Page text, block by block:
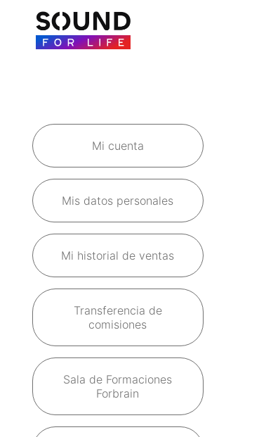
Mi cuenta
Mis datos personales
Mi historial de ventas
Transferencia de
comisiones
Sala de Formaciones
Forbrain